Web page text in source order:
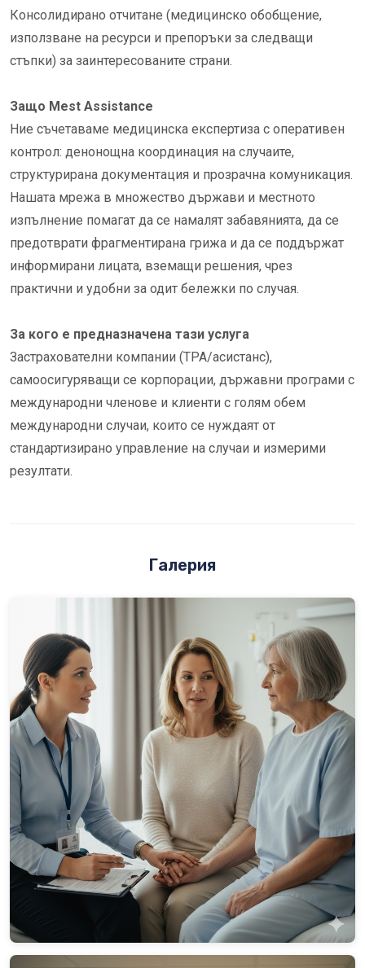
Консолидирано отчитане (медицинско обобщение,
използване на ресурси и препоръки за следващи
стъпки) за заинтересованите страни.
Защо Mest Assistance
Ние съчетаваме медицинска експертиза с оперативен
контрол: денонощна координация на случаите,
структурирана документация и прозрачна комуникация.
Нашата мрежа в множество държави и местното
изпълнение помагат да се намалят забавянията, да се
предотврати фрагментирана грижа и да се поддържат
информирани лицата, вземащи решения, чрез
практични и удобни за одит бележки по случая.
За кого е предназначена тази услуга
Застрахователни компании (TPA/асистанс),
самоосигуряващи се корпорации, държавни програми с
международни членове и клиенти с голям обем
международни случаи, които се нуждаят от
стандартизирано управление на случаи и измерими
резултати.
Галерия